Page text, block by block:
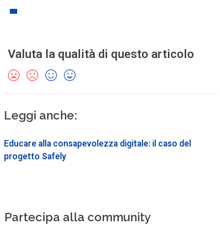
Valuta la qualità di questo articolo
Leggi anche:
Educare alla consapevolezza digitale: il caso del
progetto Safely
Partecipa alla community